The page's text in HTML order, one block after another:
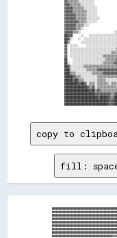
▓▓▒▒▒▒▒▒▒▒░░░░░░░░░░░░
▓▓▓▓▒▒▒▒▒▒▒▒░░░░░░░░░░
▓▓▓▓▓▓▒▒▒▒▒▒▒▒░░░░░░░░░░
▓▓▓▓▓▓▒▒▒▒▒▒▒▒▒▒░░░░░░░░
▓▓▓▓▓▓▓▓▒▒▒▒▒▒▒▒░░░░░░░░
▓▓▓▓▓▓▓▓▒▒▒▒▒▒▒▒░░░░░░░░░░
▓▓▓▓▓▓▓▓▓▓▒▒▒▒▒▒░░░░░░░░
▓▓▓▓▓▓▓▓▒▒▒▒▒▒░░░░
▓▓▓▓▓▓▓▓▒▒▒▒░░
▓▓▓▓▓▓▒▒▒▒░░
██▓▓▓▓      ░░
██▓▓░░    ░░
██▒▒
▓▓  ░░░░░░
▓▓
▓▓
▓▓
██
██░░
copy to
fill:
████████████████████████████████████████████████████████████████████████████████████████████████████████████████████████████████████████████████████
████████████████████████████████████████████████████████████████████████████████████████████████████████████████████████████████████████████████████
████████████████████████████████████████████████████████████████████████████████████████████████████████████████████████████████████████████████████
████████████████████████████████████████████████████████████████████████████████████████████████████████████████████████████████████████████████████
████████████████████████████████████████████████████████████████████████████████████████████████████████████████████████████████████████████████████
████████████████████████████████████████████████████████████▓▓▓▓▓▓▓▓▓▓▓▓▓▓▓▓▓▓▓▓▓▓▓▓▓▓▓▓████████████████████████████████████████████████████████████
████████████████████████████████████████████████████▓▓▓▓▓▓▓▓▓▓▓▓▓▓▓▓▓▓▓▓▓▓▓▓▓▓▓▓▓▓▓▓▓▓▓▓▓▓▓▓▓▓▓▓████████████████████████████████████████████████████
████████████████████████████████████████████████▓▓▓▓▓▓▒▒▒▒▒▒▒▒▒▒▒▒▒▒▒▒▒▒▒▒▒▒▓▓▓▓▓▓▓▓▓▓▓▓▓▓▓▓▓▓▓▓▓▓▓▓▓▓██████████████████████████████████████████████
████████████████████████████████████████████▓▓▓▓▓▓▒▒▒▒▒▒▒▒▒▒▒▒▒▒▒▒▒▒▒▒▒▒▒▒▒▒▒▒▒▒▒▒▒▒▓▓▓▓▓▓▓▓▓▓▓▓▓▓▓▓▓▓▓▓▓▓██████████████████████████████████████████
████████████████████████████████████████▓▓▓▓▓▓▓▓▓▓▒▒▒▒▒▒▒▒▒▒▒▒▒▒▒▒▒▒▒▒▒▒▒▒▒▒▒▒▒▒▒▒▓▓▒▒▒▒▒▒▓▓▓▓▓▓▓▓▓▓▓▓▓▓▓▓▓▓████████████████████████████████████████
████████████████████████████████████▓▓▓▓▓▓▒▒▒▒▒▒▒▒▒▒▒▒▒▒▒▒░░░░░░░░░░░░▒▒▒▒▒▒▒▒▒▒▒▒▓▓▓▓▒▒▓▓▓▓▒▒▓▓▓▓▓▓▓▓▓▓▓▓▓▓██▓▓████████████████████████████████████
██████████████████████████████████▓▓▓▓▒▒▒▒▒▒▒▒▒▒▒▒▒▒░░▒▒▒▒▒▒▒▒▒▒▒▒▒▒▒▒▒▒▒▒▒▒▒▒▒▒▒▒▒▒▒▒▒▒▒▒▓▓▓▓▓▓▓▓▓▓▓▓▓▓▓▓██████▓▓██████████████████████████████████
████████████████████████████████▓▓▒▒▒▒▒▒▒▒▒▒▒▒░░▒▒▒▒▒▒▒▒▒▒░░▒▒▒▒▒▒▒▒░░▒▒▒▒░░▒▒▒▒▒▒▒▒▒▒▒▒▒▒▒▒▓▓▓▓▓▓▒▒▒▒▓▓▓▓▓▓▓▓▓▓██▓▓████████████████████████████████
██████████████████████████████▒▒▒▒▒▒▒▒▒▒░░░░▒▒░░▒▒▒▒░░░░▒▒░░▒▒▒▒▒▒▒▒▒▒▒▒▒▒▒▒▒▒▒▒▒▒▒▒▓▓▓▓▓▓▓▓▓▓▓▓▓▓▓▓▓▓▒▒▓▓▓▓▓▓▓▓████▓▓██████████████████████████████
██████████████████████████▓▓▒▒▒▒▒▒▒▒▒▒▒▒▒▒░░▒▒░░░░░░░░▒▒▒▒░░░░▒▒▓▓▒▒▒▒▒▒▒▒▒▒▒▒░░▒▒▒▒▒▒▓▓▓▓▓▓▒▒▓▓▓▓▓▓▓▓▓▓▓▓▓▓▓▓▓▓▓▓██▓▓▓▓████████████████████████████
████████████████████████▓▓▒▒▒▒▒▒▒▒▒▒▒▒▒▒▒▒▒▒▒▒░░▒▒░░▒▒░░░░░░▒▒▒▒░░░░░░▒▒▒▒▒▒▒▒▒▒░░▒▒▒▒▒▒▓▓▓▓▓▓▓▓▓▓▓▓▒▒▒▒▓▓▓▓▓▓▓▓▓▓▓▓██▓▓▓▓██████████████████████████
████████████████████████▒▒▒▒▒▒▒▒▒▒▒▒▒▒░░▒▒▒▒▒▒▒▒▒▒░░░░░░░░░░░░▒▒▒▒░░▓▓▒▒▒▒▒▒▒▒▒▒▒▒▒▒▒▒▒▒▓▓▓▓▓▓▓▓▓▓▓▓▒▒▒▒▒▒▓▓▓▓▓▓▓▓▓▓▓▓▓▓▓▓▓▓████████████████████████
██████████████████████▒▒▒▒▒▒▒▒▒▒░░░░▒▒▒▒▒▒▒▒░░░░░░░░░░░░░░▒▒▓▓▒▒░░▒▒▒▒░░▒▒▒▒▒▒▓▓▓▓▓▓▓▓▓▓▒▒▓▓▓▓▓▓▓▓▒▒▒▒▒▒▒▒▓▓▒▒██▓▓██▓▓▓▓▓▓██▓▓██████████████████████
████████████████████▓▓▒▒░░▒▒▒▒░░░░░░▒▒▒▒▒▒░░░░░░▒▒▒▒░░░░▒▒▒▒▓▓▓▓▒▒░░░░░░░░░░▒▒▓▓▒▒▓▓▓▓▓▓▓▓▓▓▓▓▓▓▒▒▓▓▓▓▒▒▓▓▒▒▒▒▓▓████▓▓▓▓██████▓▓████████████████████
██████████████████▓▓▒▒▒▒▒▒▒▒░░░░▒▒▒▒▒▒▒▒░░░░░░░░▒▒▒▒░░░░░░▓▓▒▒▒▒▒▒░░░░░░░░░░▒▒▓▓▓▓▒▒▒▒▓▓▓▓▓▓▓▓▓▓▒▒▓▓▓▓▓▓▓▓▓▓▓▓▓▓████▓▓▓▓██████▓▓████████████████████
██████████████████▓▓▒▒▒▒▒▒▒▒░░▒▒▒▒▒▒▒▒▒▒░░░░░░░░▒▒▒▒░░░░░░░░░░░░░░░░